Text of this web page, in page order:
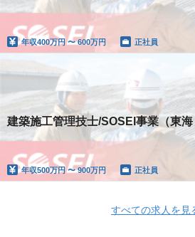
年収400万円 〜 600万円 正社員
建築施工管理技士/SOSEI事業（東
年収500万円 〜 900万円 正社員
すべての求人を見